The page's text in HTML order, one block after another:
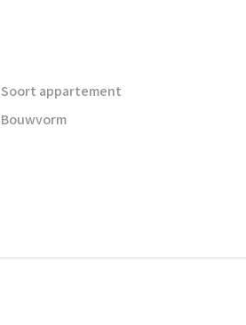
Soort appartement
Bouwvorm